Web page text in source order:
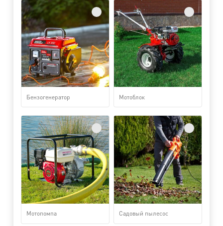
Бензогенератор Мотоблок
Мотопомпа Садовый пылесос